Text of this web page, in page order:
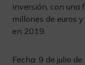
inversión, con una
millones de euros
en 2019.
Fecha: 9 de julio